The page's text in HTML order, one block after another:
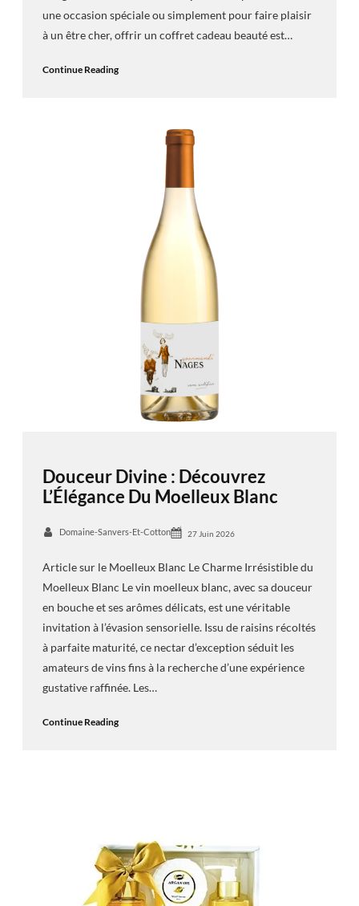
une occasion spéciale ou simplement pour faire plaisir
à un être cher, offrir un coffret cadeau beauté est…
Continue Reading
Douceur Divine : Découvrez
L’Élégance Du Moelleux Blanc
Domaine-Sanvers-Et-Cotton 27 Juin 2026
Article sur le Moelleux Blanc Le Charme Irrésistible du
Moelleux Blanc Le vin moelleux blanc, avec sa douceur
en bouche et ses arômes délicats, est une véritable
invitation à l’évasion sensorielle. Issu de raisins récoltés
à parfaite maturité, ce nectar d’exception séduit les
amateurs de vins fins à la recherche d’une expérience
gustative raffinée. Les…
Continue Reading